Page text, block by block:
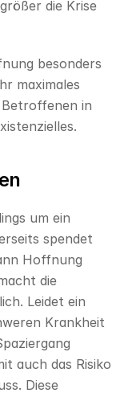
die Krise
besonders
maximales
in
um ein
spendet
Hoffnung
die
Leidet ein
Krankheit
auch das Risiko
Diese